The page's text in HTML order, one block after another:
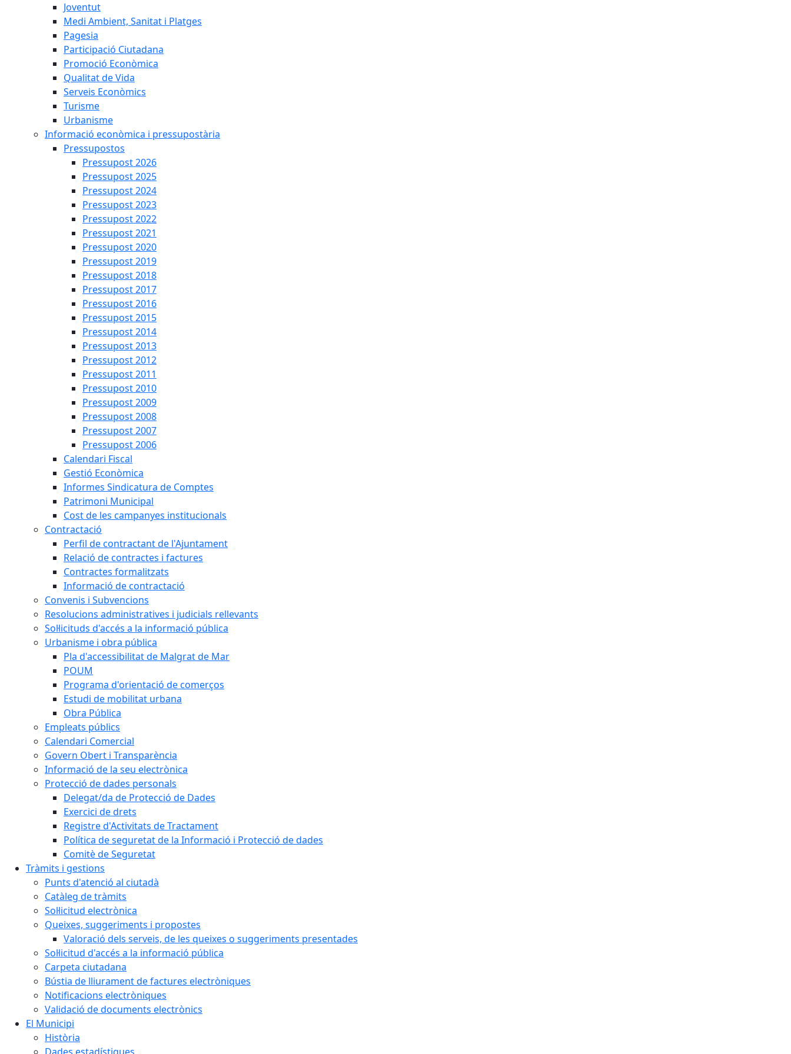
Joventut
Medi Ambient, Sanitat i Platges
Pagesia
Participació Ciutadana
Promoció Econòmica
Qualitat de Vida
Serveis Econòmics
Turisme
Urbanisme
Informació econòmica i pressupostària
Pressupostos
Pressupost 2026
Pressupost 2025
Pressupost 2024
Pressupost 2023
Pressupost 2022
Pressupost 2021
Pressupost 2020
Pressupost 2019
Pressupost 2018
Pressupost 2017
Pressupost 2016
Pressupost 2015
Pressupost 2014
Pressupost 2013
Pressupost 2012
Pressupost 2011
Pressupost 2010
Pressupost 2009
Pressupost 2008
Pressupost 2007
Pressupost 2006
Calendari Fiscal
Gestió Econòmica
Informes Sindicatura de Comptes
Patrimoni Municipal
Cost de les campanyes institucionals
Contractació
Perfil de contractant de l'Ajuntament
Relació de contractes i factures
Contractes formalitzats
Informació de contractació
Convenis i Subvencions
Resolucions administratives i judicials rellevants
Sol·licituds d'accés a la informació pública
Urbanisme i obra pública
Pla d'accessibilitat de Malgrat de Mar
POUM
Programa d'orientació de comerços
Estudi de mobilitat urbana
Obra Pública
Empleats públics
Calendari Comercial
Govern Obert i Transparència
Informació de la seu electrònica
Protecció de dades personals
Delegat/da de Protecció de Dades
Exercici de drets
Registre d'Activitats de Tractament
Política de seguretat de la Informació i Protecció de dades
Comitè de Seguretat
Tràmits i gestions
Punts d'atenció al ciutadà
Catàleg de tràmits
Sol·licitud electrònica
Queixes, suggeriments i propostes
Valoració dels serveis, de les queixes o suggeriments presentades
Sol·licitud d'accés a la informació pública
Carpeta ciutadana
Bústia de lliurament de factures electròniques
Notificacions electròniques
Validació de documents electrònics
El Municipi
Història